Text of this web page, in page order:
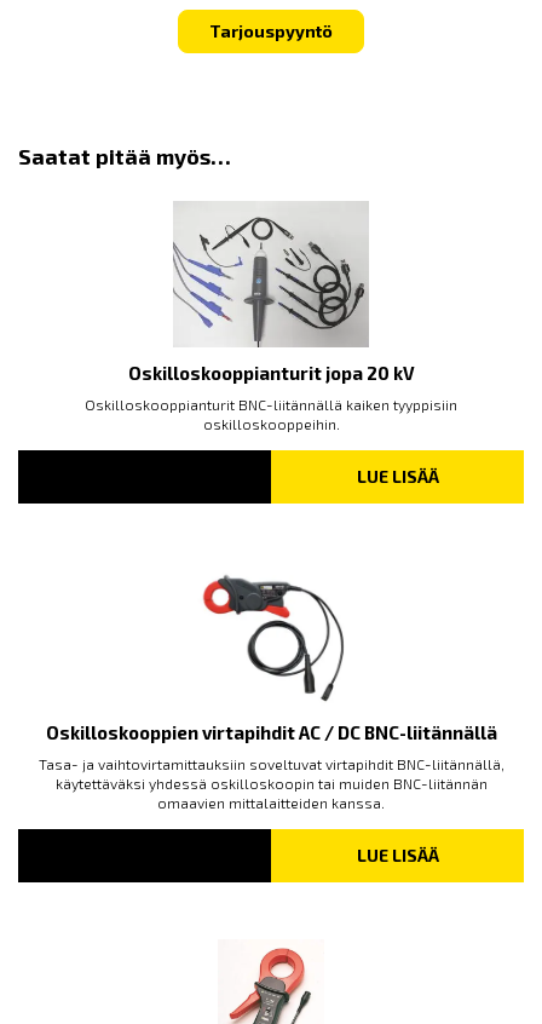
Tarjouspyyntö
Saatat pitää myös…
Oskilloskooppianturit jopa 20 kV
Oskilloskooppianturit BNC-liitännällä kaiken tyyppisiin
oskilloskooppeihin.
LUE LISÄÄ
Oskilloskooppien virtapihdit AC / DC BNC-liitännällä
Tasa- ja vaihtovirtamittauksiin soveltuvat virtapihdit BNC-liitännällä,
käytettäväksi yhdessä oskilloskoopin tai muiden BNC-liitännän
omaavien mittalaitteiden kanssa.
LUE LISÄÄ